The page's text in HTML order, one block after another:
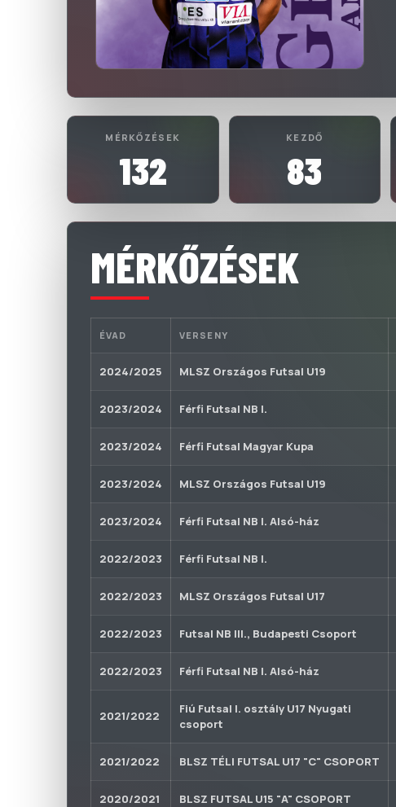
MÉRKŐZÉSEK
132
KEZDŐ
83
MÉRKŐZÉSEK
ÉVAD VERSENY
2024/2025 MLSZ Országos Futsal U19
2023/2024 Férfi Futsal NB I.
2023/2024 Férfi Futsal Magyar Kupa
2023/2024 MLSZ Országos Futsal U19
2023/2024 Férfi Futsal NB I. Alsó-ház
2022/2023 Férfi Futsal NB I.
2022/2023 MLSZ Országos Futsal U17
2022/2023 Futsal NB III., Budapesti Csoport
2022/2023 Férfi Futsal NB I. Alsó-ház
2021/2022
Fiú Futsal I. osztály U17 Nyugati
csoport
2021/2022 BLSZ TÉLI FUTSAL U17 "C" CSOPORT
2020/2021 BLSZ FUTSAL U15 "A" CSOPORT